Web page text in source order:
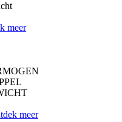
meer
meer